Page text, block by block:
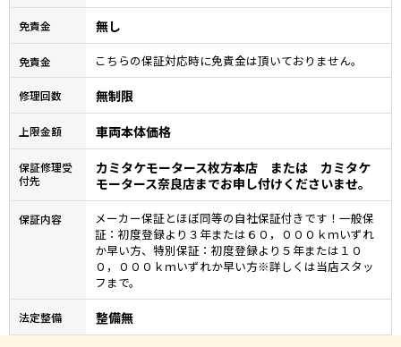
免責金 無し
免責金 こちらの保証対応時に免責金は頂いておりません。
修理回数 無制限
上限金額 車両本体価格
保証修理受
付先
カミタケモータース枚方本店 または カミタケ
モータース奈良店までお申し付けくださいませ。
保証内容
メーカー保証とほぼ同等の自社保証付きです！一般保
証：初度登録より３年または６０，０００ｋｍいずれ
か早い方、特別保証：初度登録より５年または１０
０，０００ｋｍいずれか早い方※詳しくは当店スタッ
フまで。
法定整備 整備無